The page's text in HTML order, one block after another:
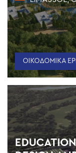
ΟΙΚΟΔΟΜΙΚΑ